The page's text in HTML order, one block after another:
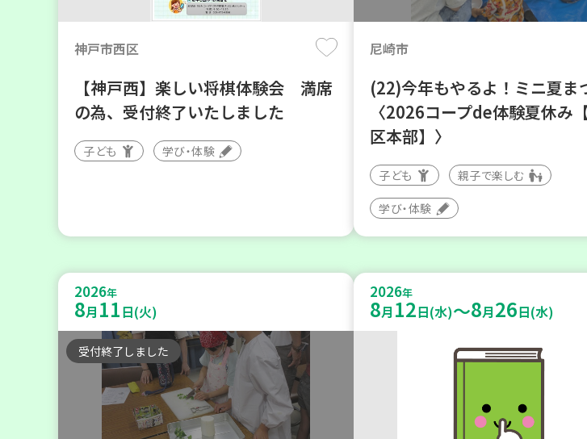
神戸市西区
【神戸西】楽しい将棋体験会 満席
の為、受付終了いたしました
子ども 学び・体験
尼崎市
(22)今年もやるよ！ミニ夏ま
〈2026コープde体験夏休み
区本部】〉
子ども 親子で楽しむ
学び・体験
2026年
8月 11日(火)
受付終了しました
2026年
8月 12日(水)～8月26日(水)